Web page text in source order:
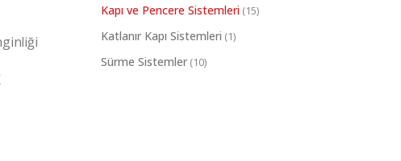
Kapı ve Pencere Sistemleri (15)
Katlanır Kapı Sistemleri (1)
Sürme Sistemler (10)